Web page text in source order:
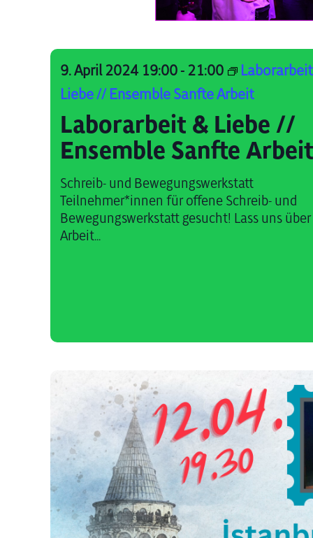
9. April 2024 19:00 - 21:00
Liebe // Ensemble Sanfte Arbeit
Laborarbeit & Liebe //
Ensemble Sanfte
Schreib- und Bewegungswerkstatt
Teilnehmer*innen für offene Schreib- und
Bewegungswerkstatt gesucht! Lass uns über
Arbeit...